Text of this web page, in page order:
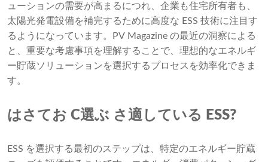
ューションの需要が高まるにつれ、企業も住宅所有者も、
太陽光発電設備を補完するために高度な ESS 技術に注目す
るようになっています。PV Magazine の最近の洞察による
と、重要な考慮事項を理解することで、理想的なエネルギ
ー貯蔵ソリューションを選択するプロセスを効率化できま
す。
はさてお C選ぶ さ 適している ESS?
ESS を選択する最初のステップは、特定のエネルギー貯蔵